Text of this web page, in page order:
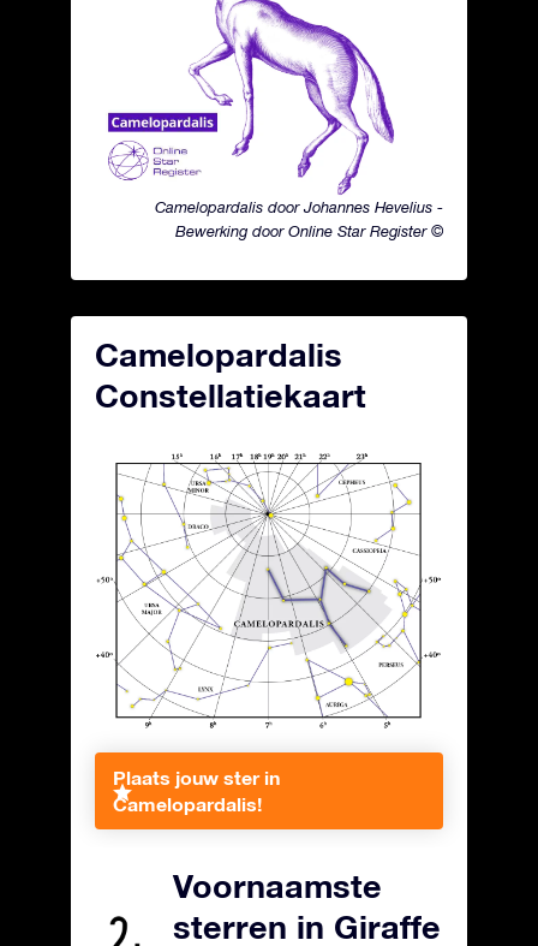
Camelopardalis door Johannes Hevelius -
Bewerking door Online Star Register ©
Camelopardalis
Constellatiekaart
Plaats jouw ster in
Camelopardalis!
Voornaamste
sterren in Giraffe